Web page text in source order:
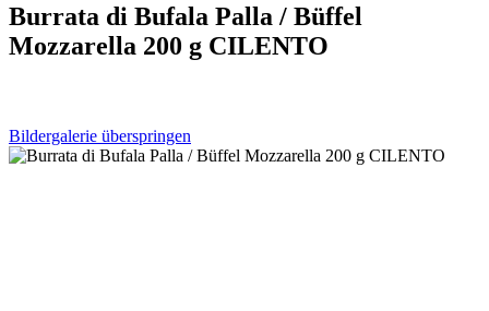
Burrata di Bufala Palla / Büffel
Mozzarella 200 g CILENTO
Bildergalerie überspringen